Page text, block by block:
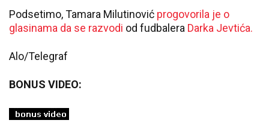
Podsetimo, Tamara Milutinović progovorila je o
glasinama da se razvodi od fudbalera Darka Jevtića.
Alo/Telegraf
BONUS VIDEO: